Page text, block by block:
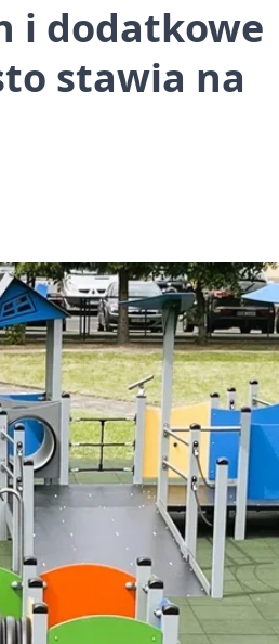
i dodatkowe
stawia na